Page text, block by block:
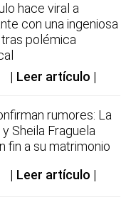
hace viral a
con una ingeniosa
polémica
Leer artículo
rumores: La
Sheila Fraguela
fin a su matrimonio
Leer artículo